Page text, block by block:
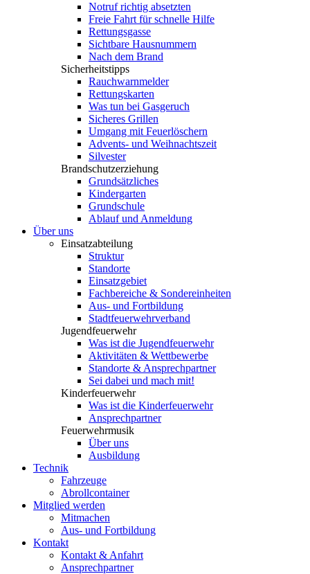
Notruf richtig absetzten
Freie Fahrt für schnelle Hilfe
Rettungsgasse
Sichtbare Hausnummern
Nach dem Brand
Sicherheitstipps
Rauchwarnmelder
Rettungskarten
Was tun bei Gasgeruch
Sicheres Grillen
Umgang mit Feuerlöschern
Advents- und Weihnachtszeit
Silvester
Brandschutzerziehung
Grundsätzliches
Kindergarten
Grundschule
Ablauf und Anmeldung
Über uns
Einsatzabteilung
Struktur
Standorte
Einsatzgebiet
Fachbereiche & Sondereinheiten
Aus- und Fortbildung
Stadtfeuerwehrverband
Jugendfeuerwehr
Was ist die Jugendfeuerwehr
Aktivitäten & Wettbewerbe
Standorte & Ansprechpartner
Sei dabei und mach mit!
Kinderfeuerwehr
Was ist die Kinderfeuerwehr
Ansprechpartner
Feuerwehrmusik
Über uns
Ausbildung
Technik
Fahrzeuge
Abrollcontainer
Mitglied werden
Mitmachen
Aus- und Fortbildung
Kontakt
Kontakt & Anfahrt
Ansprechpartner